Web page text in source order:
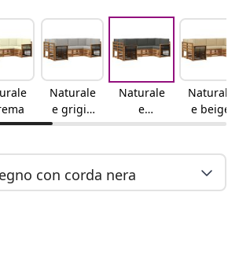
Naturale
e grigio
chiaro
Naturale
e
antracite
Naturale
e beige
con corda nera